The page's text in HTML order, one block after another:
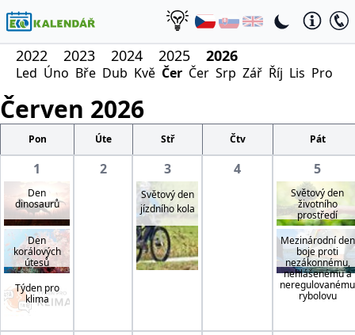
2022 2023 2024 2025 2026
Led Úno Bře Dub Kvě Čer Čer Srp Zář Říj Lis Pro
Červen 2026
Pon Úte Stř Čtv Pát
1
Den
dinosaurů
Den
korálových
útesů
Týden pro
klima
2 3
Světový den
jízdního kola
4 5
Světový den
životního
prostředí
Mezinárodní den
boje proti
nezákonnému,
nehlášenému a
neregulovanému
rybolovu